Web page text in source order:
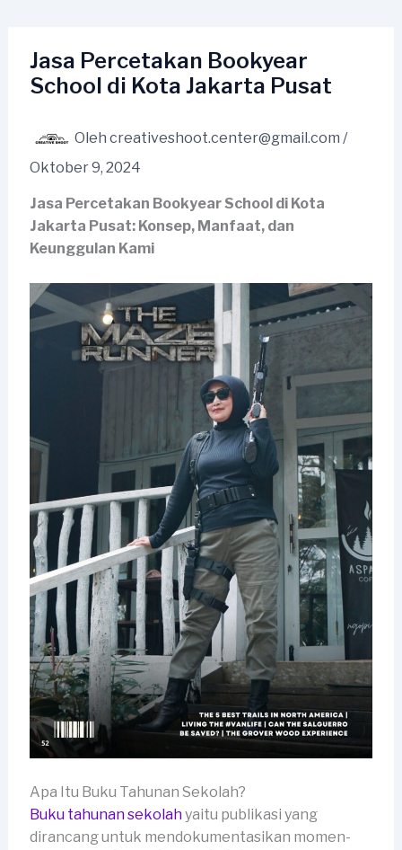
kontenJasa Percetakan Bookyear
School di Kota Jakarta Pusat
Oleh creativeshoot.center@gmail.com /
Oktober 9, 2024
Jasa Percetakan Bookyear School di Kota
Jakarta Pusat: Konsep, Manfaat, dan
Keunggulan Kami
Apa Itu Buku Tahunan Sekolah?
Buku tahunan sekolahyaitu publikasi yang
dirancang untuk mendokumentasikan momen-